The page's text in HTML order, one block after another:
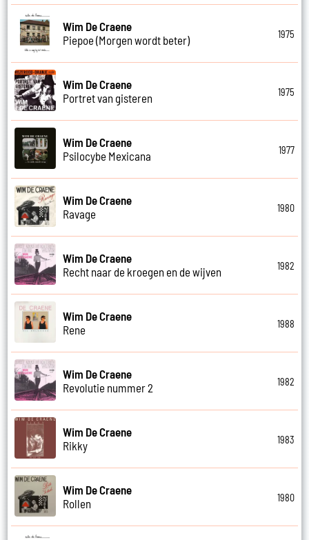
Wim De Craene
Piepoe (Morgen wordt beter)
1975
Wim De Craene
Portret van gisteren
1975
Wim De Craene
Psilocybe Mexicana
1977
Wim De Craene
Ravage
1980
Wim De Craene
Recht naar de kroegen en de wijven
1982
Wim De Craene
Rene
1988
Wim De Craene
Revolutie nummer 2
1982
Wim De Craene
Rikky
1983
Wim De Craene
Rollen
1980